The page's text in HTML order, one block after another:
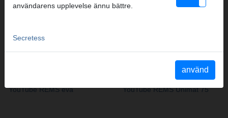
Radialpressning|Frysning |Rör- och kanalinspektion, Rör- och
GÄNGNING, SPÅRNING AV RÖR
YouTube REMS eva YouTube REMS Unimat 75
användarens upplevelse ännu bättre.
Secretess
använd